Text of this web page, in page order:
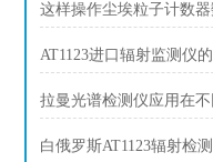
这样操作尘埃粒子计数
AT1123进口辐射监测仪
拉曼光谱检测仪应用在
白俄罗斯AT1123辐射检